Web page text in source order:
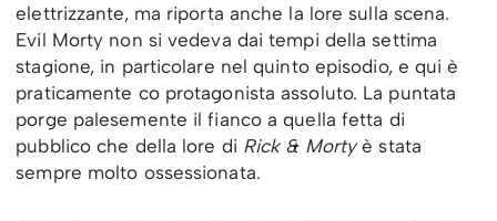
elettrizzante, ma riporta anche la lore sulla scena.
Evil Morty non si vedeva dai tempi della settima
stagione, in particolare nel quinto episodio, e qui è
praticamente co protagonista assoluto. La puntata
porge palesemente il fianco a quella fetta di
pubblico che della lore di Rick & Mortyè stata
sempre molto ossessionata.